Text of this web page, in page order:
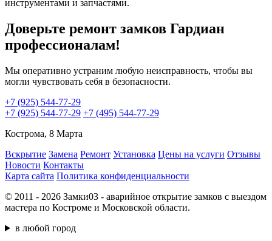
инструментами и запчастями.
Доверьте ремонт замков Гардиан
профессионалам!
Мы оперативно устраним любую неисправность, чтобы вы
могли чувствовать себя в безопасности.
+7 (925) 544-77-29
+7 (925) 544-77-29 +7 (495) 544-77-29
Кострома, 8 Марта
Вскрытие Замена Ремонт Установка Цены на услуги Отзывы
Новости Контакты
Карта сайта Политика конфиденциальности
© 2011 - 2026 Замки03 - аварийное открытие замков с выездом
мастера по Костроме и Московской области.
в любой город